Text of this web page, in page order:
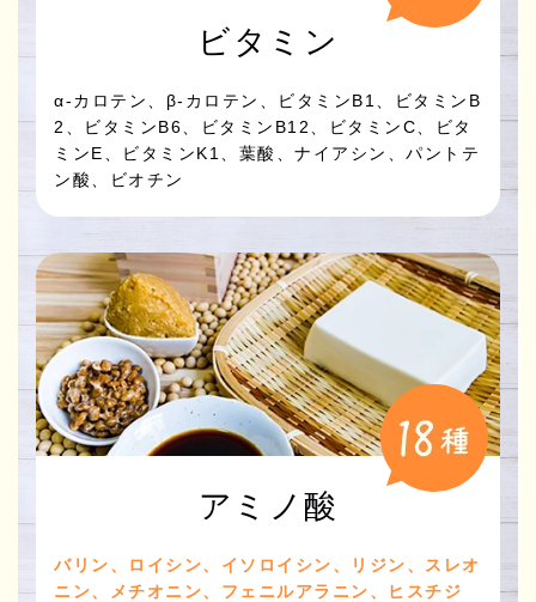
ビタミン
α-カロテン、β-カロテン、ビタミンB1、ビタミンB
2、ビタミンB6、ビタミンB12、ビタミンC、ビタ
ミンE、ビタミンK1、葉酸、ナイアシン、パントテ
ン酸、ビオチン
アミノ酸
バリン、ロイシン、イソロイシン、リジン、スレオ
ニン、メチオニン、フェニルアラニン、ヒスチジ